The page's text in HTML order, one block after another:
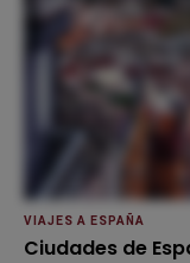
VIAJES A ESPAÑA
Ciudades de